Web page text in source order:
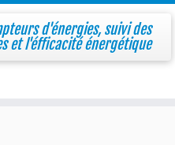
d'énergies, suivi des
et l'éfficacité énergétique